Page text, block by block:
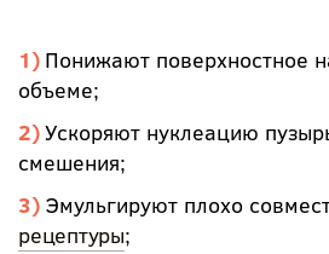
Понижают поверхностное
объеме;
Ускоряют нуклеацию
смешения;
Эмульгируют плохо
рецептуры;